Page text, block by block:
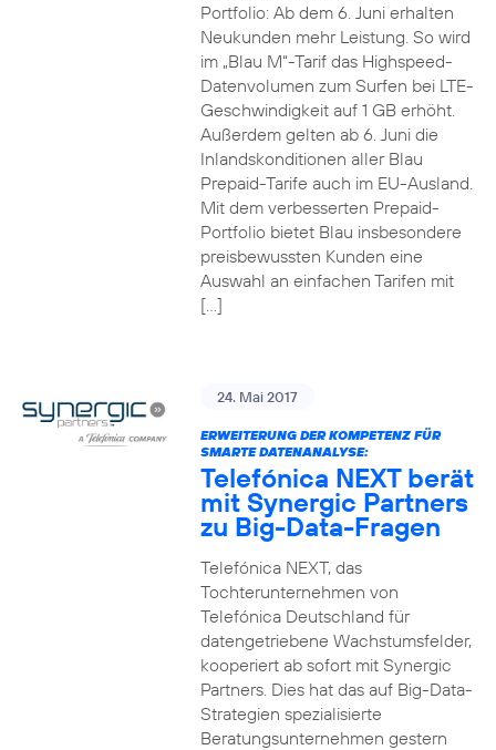
Portfolio: Ab dem 6. Juni erhalten
Neukunden mehr Leistung. So wird
im „Blau M“-Tarif das Highspeed-
Datenvolumen zum Surfen bei LTE-
Geschwindigkeit auf 1 GB erhöht.
Außerdem gelten ab 6. Juni die
Inlandskonditionen aller Blau
Prepaid-Tarife auch im EU-Ausland.
Mit dem verbesserten Prepaid-
Portfolio bietet Blau insbesondere
preisbewussten Kunden eine
Auswahl an einfachen Tarifen mit
[…]
24. Mai 2017
ERWEITERUNG DER KOMPETENZ FÜR
SMARTE DATENANALYSE:
Telefónica NEXT berät
mit Synergic Partners
zu Big-Data-Fragen
Telefónica NEXT, das
Tochterunternehmen von
Telefónica Deutschland für
datengetriebene Wachstumsfelder,
kooperiert ab sofort mit Synergic
Partners. Dies hat das auf Big-Data-
Strategien spezialisierte
Beratungsunternehmen gestern